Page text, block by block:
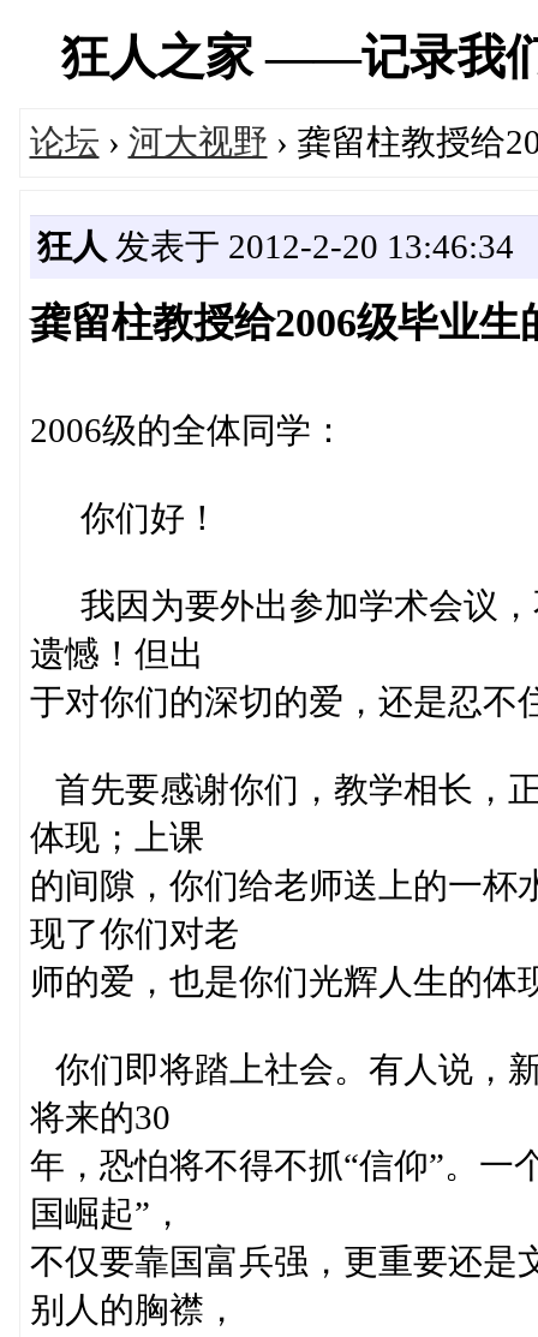
狂人之家 ——记录我
论坛 › 河大视野 › 龚留柱教授给
狂人 发表于 2012-2-20 13:46:34
龚留柱教授给2006级毕业生
2006级的全体同学：
你们好！
我因为要外出参加学术会议，
遗憾！但出
于对你们的深切的爱，还是忍不
首先要感谢你们，教学相长，
体现；上课
的间隙，你们给老师送上的一杯
现了你们对老
师的爱，也是你们光辉人生的体
你们即将踏上社会。有人说，
将来的30
年，恐怕将不得不抓“信仰”。一
国崛起”，
不仅要靠国富兵强，更重要还是
别人的胸襟，